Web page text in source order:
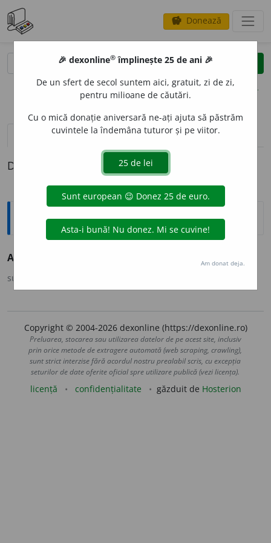
savings Donează
clear
opțiuni
definiții (1)
Definiția cu ID-ul 69001:
Antonime
A nesatisface
sursa:
Copyright © 2004-2026 dexonline (https://dexonline.ro)
Preluarea, stocarea sau utilizarea datelor de pe acest site, inclusiv
prin orice metode de extragere automată (web scraping, crawling),
sunt strict interzise fără acordul nostru prealabil scris, cu excepția
seturilor de date oferite oficial spre utilizare publică (vezi licența).
licență confidențialitate găzduit de Hosterion
🎉 dexonline® împlinește 25 de ani 🎉
De un sfert de secol suntem aici, gratuit, zi de zi,
pentru milioane de căutări.
Cu o mică donație aniversară ne-ați ajuta să păstrăm
cuvintele la îndemâna tuturor și pe viitor.
Am donat deja.